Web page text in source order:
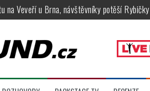
na Veveří u Brna, návštěvníky potěší
Apocalyptica, legendární Root i s Big
legendy Anthrax a Accept